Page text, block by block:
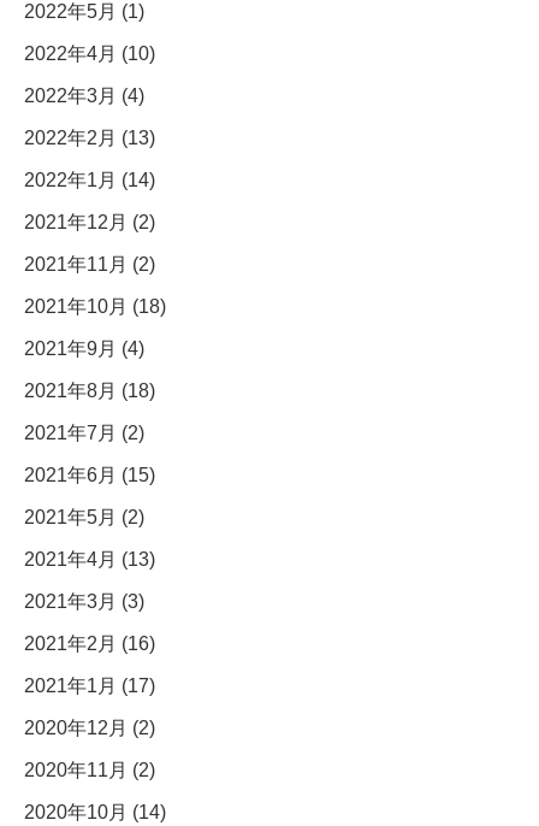
2022年5月 (1)
2022年4月 (10)
2022年3月 (4)
2022年2月 (13)
2022年1月 (14)
2021年12月 (2)
2021年11月 (2)
2021年10月 (18)
2021年9月 (4)
2021年8月 (18)
2021年7月 (2)
2021年6月 (15)
2021年5月 (2)
2021年4月 (13)
2021年3月 (3)
2021年2月 (16)
2021年1月 (17)
2020年12月 (2)
2020年11月 (2)
2020年10月 (14)